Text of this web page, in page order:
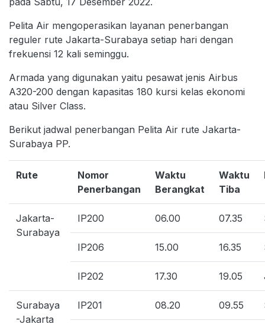
Pelita Air mengoperasikan layanan penerbangan
reguler rute Jakarta-Surabaya setiap hari dengan
frekuensi 12 kali seminggu.
Armada yang digunakan yaitu pesawat jenis Airbus
A320-200 dengan kapasitas 180 kursi kelas ekonomi
atau Silver Class.
Berikut jadwal penerbangan Pelita Air rute Jakarta-
Surabaya PP.
Rute
Nomor
Penerbangan
Waktu
Berangkat
Waktu
Tiba
Jakarta-
Surabaya
IP200 06.00 07.35
IP206 15.00 16.35
IP202 17.30 19.05
Surabaya
-Jakarta
IP201 08.20 09.55